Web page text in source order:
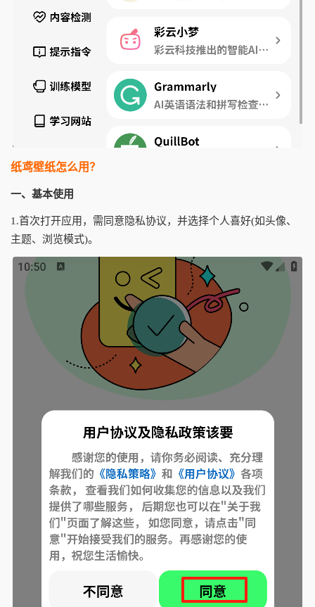
纸鸢壁纸怎么用？
一、基本使用
1.首次打开应用，需同意隐私协议，并选择个人喜好(如头像、
主题、浏览模式)。